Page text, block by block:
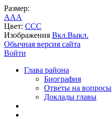
Размер:
AAA
Цвет: CCC
Изображения Вкл.Выкл.
Обычная версия сайта
Войти
Глава района
Биография
Ответы на вопросы
Доклады главы